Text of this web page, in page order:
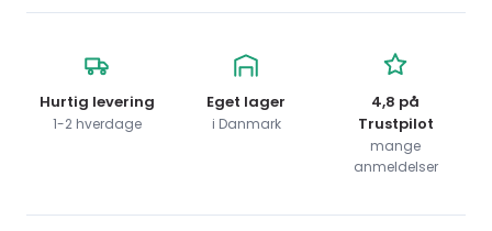
Hurtig levering
1-2 hverdage
Eget lager
i Danmark
4,8 på
Trustpilot
mange
anmeldelser